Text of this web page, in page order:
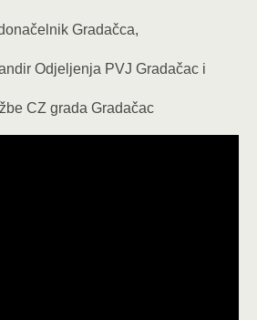
Gradačca,
Odjeljenja PVJ Gradačac i
CZ grada Gradačac